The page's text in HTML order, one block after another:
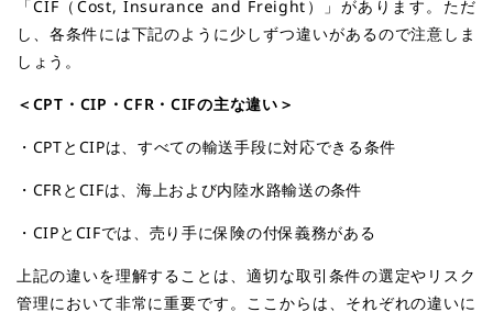
「CIF（Cost, Insurance and Freight）」があります。ただ
し、各条件には下記のように少しずつ違いがあるので注意しま
しょう。
＜CPT・CIP・CFR・CIFの主な違い＞
・CPTとCIPは、すべての輸送手段に対応できる条件
・CFRとCIFは、海上および内陸水路輸送の条件
・CIPとCIFでは、売り手に保険の付保義務がある
上記の違いを理解することは、適切な取引条件の選定やリスク
管理において非常に重要です。ここからは、それぞれの違いに